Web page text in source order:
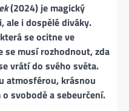
(2024) je magický
ale i dospělé diváky.
se ocitne ve
se musí rozhodnout, zda
vrátí do svého světa.
atmosférou, krásnou
svobodě a sebeurčení.